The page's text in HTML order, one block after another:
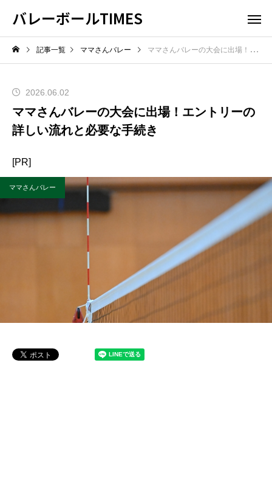
バレーボールTIMES
記事一覧 ママさんバレー ママさんバレーの大会に出場！エントリーの詳しい流れと必要な手続き
2026.06.02
ママさんバレーの大会に出場！エントリーの
詳しい流れと必要な手続き
[PR]
ママさんバレー